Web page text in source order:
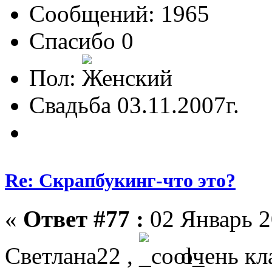
Сообщений: 1965
Спасибо 0
Пол:
Свадьба 03.11.2007г.
Re: Скрапбукинг-что это?
« Ответ #77 : 02 Январь
Светлана22 ,
очень